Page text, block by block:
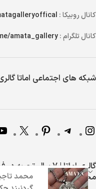
کانال روبیکا :
کانال تلگرام :amata_gallery
شبکه های اجتماعی اماتا
گالری اماتا | 7 سال
محصولات